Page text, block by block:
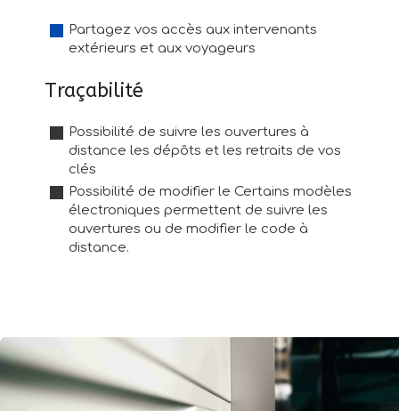
Partagez vos accès aux intervenants
extérieurs et aux voyageurs
Traçabilité
Possibilité de suivre les ouvertures à
distance les dépôts et les retraits de vos
clés
Possibilité de modifier le Certains modèles
électroniques permettent de suivre les
ouvertures ou de modifier le code à
distance.